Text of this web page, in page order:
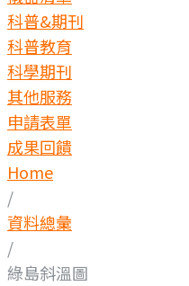
科普&期刊
科普教育
科學期刊
其他服務
申請表單
成果回饋
Home
/
資料總彙
/
綠島斜溫圖